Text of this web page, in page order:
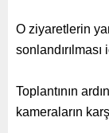
O ziyaretlerin
Toplantının
kameraların